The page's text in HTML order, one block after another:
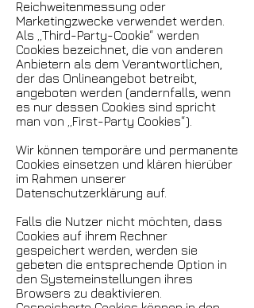
Reichweitenmessung oder
Marketingzwecke verwendet werden.
Als „Third-Party-Cookie“ werden
Cookies bezeichnet, die von anderen
Anbietern als dem Verantwortlichen,
der das Onlineangebot betreibt,
angeboten werden (andernfalls, wenn
es nur dessen Cookies sind spricht
man von „First-Party Cookies“).
Wir können temporäre und permanente
Cookies einsetzen und klären hierüber
im Rahmen unserer
Datenschutzerklärung auf.
Falls die Nutzer nicht möchten, dass
Cookies auf ihrem Rechner
gespeichert werden, werden sie
gebeten die entsprechende Option in
den Systemeinstellungen ihres
Browsers zu deaktivieren.